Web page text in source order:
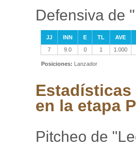
Defensiva de
JJ INN E TL
AVE
7
9.0 0 1 1.000
Posiciones: Lanzador
Estadísticas
en la etapa
Pitcheo de